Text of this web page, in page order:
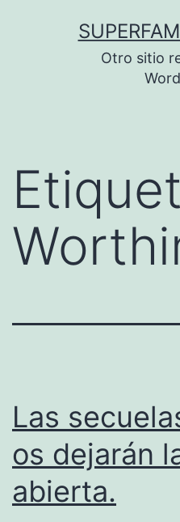
Otro sitio
Las
os dejarán
abierta.